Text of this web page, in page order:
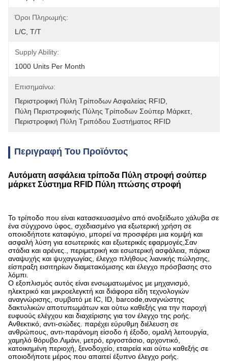
Όροι Πληρωμής:
L/C, T/T
Supply Ability:
1000 Units Per Month
Επισημαίνω:
Περιστροφική Πύλη Τρίποδων Ασφαλείας RFID
Πύλη Περιστροφικής Πύλης Τρίποδων Σούπερ Μάρκετ
Περιστροφική Πύλη Τριπόδου Συστήματος RFID
Περιγραφή Του Προϊόντος
Αυτόματη ασφάλεια τρίποδα Πύλη στροφή σούπερ
μάρκετ Σύστημα RFID Πύλη πτώσης στροφή
Το τρίποδο που είναι κατασκευασμένο από ανοξείδωτο χάλυβα σε
ένα σύγχρονο ύφος, σχεδιασμένο για εξωτερική χρήση σε
οποιοδήποτε καταφύγιο, μπορεί να προσφέρει μια κομψή και
ασφαλή λύση για εσωτερικές και εξωτερικές εφαρμογές,Σαν
στάδια και αρένες., περιμετρική και εσωτερική ασφάλεια, πάρκα
αναψυχής και ψυχαγωγίας, έλεγχο πλήθους λιανικής πώλησης,
είσπραξη εισιτηρίων διαμετακόμισης και έλεγχο πρόσβασης στο
λόμπι.
Ο εξοπλισμός αυτός είναι ενσωματωμένος με μηχανισμό,
ηλεκτρικό και μικροελεγκτή και διάφορα είδη τεχνολογιών
αναγνώρισης, συμβατό με IC, ID, barcode,αναγνώστης
δακτυλικών αποτυπωμάτων και ούτω καθεξής για την παροχή
ευφυούς ελέγχου και διαχείρισης για τον έλεγχο της ροής.
Ανθεκτικό, αντι-σιώδες. παρέχει εύρυθμη διέλευση σε
ανθρώπους, αντι-παράνομη είσοδο ή έξοδο, ομαλή λειτουργία,
χαμηλό θόρυβο.Λιμάνι, μετρό, εργοστάσιο, αρχοντικό,
κατοικημένη περιοχή, ξενοδοχείο, εταιρεία και ούτω καθεξής σε
οποιοδήποτε μέρος που απαιτεί έξυπνο έλεγχο ροής.